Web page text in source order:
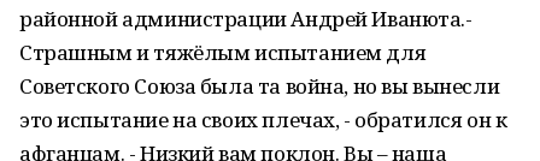
районной администрации Андрей Иванюта.-
Страшным и тяжёлым испытанием для
Советского Союза была та война, но вы вынесли
это испытание на своих плечах, - обратился он к
афганцам. - Низкий вам поклон. Вы – наша